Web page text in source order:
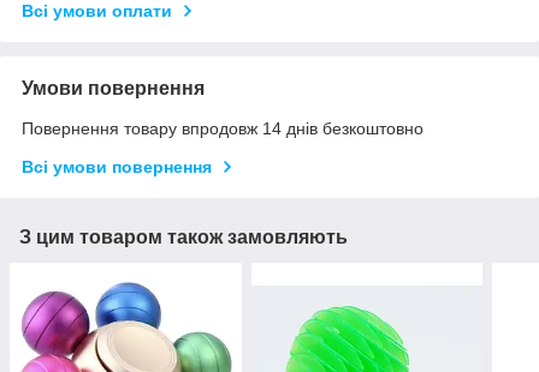
Всі умови оплати
Умови повернення
Повернення товару впродовж 14 днів безкоштовно
Всі умови повернення
З цим товаром також замовляють